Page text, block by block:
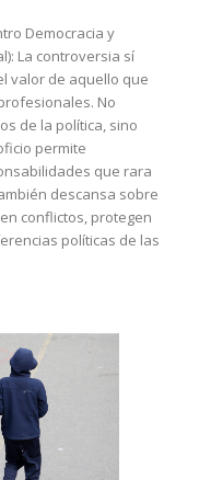
Democracia y
La controversia sí
valor de aquello que
No
de la política, sino
permite
que rara
descansa sobre
conflictos, protegen
políticas de las